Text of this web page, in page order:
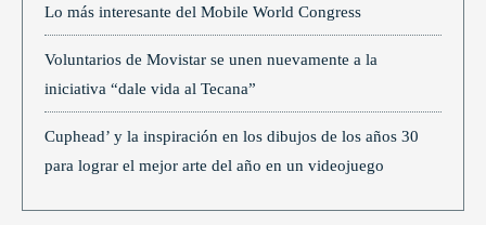
Lo más interesante del Mobile World Congress
Voluntarios de Movistar se unen nuevamente a la
iniciativa “dale vida al Tecana”
Cuphead’ y la inspiración en los dibujos de los años 30
para lograr el mejor arte del año en un videojuego